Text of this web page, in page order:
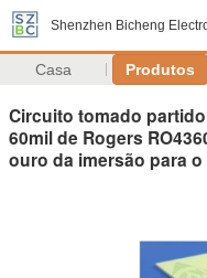
Shenzhen Bicheng
Casa Produtos
Circuito tomado
60mil de Rogers
ouro da imersão para